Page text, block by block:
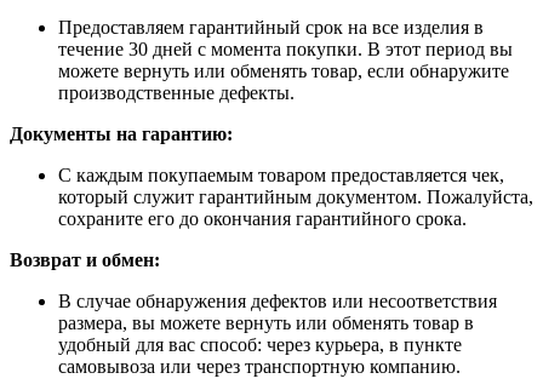
Предоставляем гарантийный срок на все изделия в
течение 30 дней с момента покупки. В этот период вы
можете вернуть или обменять товар, если обнаружите
производственные дефекты.
Документы на гарантию:
С каждым покупаемым товаром предоставляется чек,
который служит гарантийным документом. Пожалуйста,
сохраните его до окончания гарантийного срока.
Возврат и обмен:
В случае обнаружения дефектов или несоответствия
размера, вы можете вернуть или обменять товар в
удобный для вас способ: через курьера, в пункте
самовывоза или через транспортную компанию.